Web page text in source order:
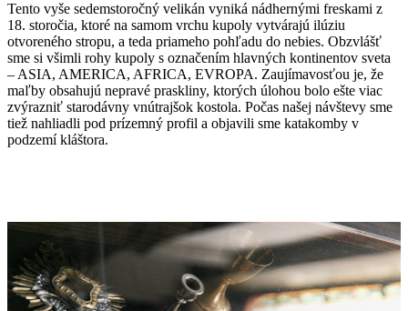
Tento vyše sedemstoročný velikán vyniká nádhernými freskami z
18. storočia, ktoré na samom vrchu kupoly vytvárajú ilúziu
otvoreného stropu, a teda priameho pohľadu do nebies. Obzvlášť
sme si všimli rohy kupoly s označením hlavných kontinentov sveta
– ASIA, AMERICA, AFRICA, EVROPA. Zaujímavosťou je, že
maľby obsahujú nepravé praskliny, ktorých úlohou bolo ešte viac
zvýrazniť starodávny vnútrajšok kostola. Počas našej návštevy sme
tiež nahliadli pod prízemný profil a objavili sme katakomby v
podzemí kláštora.